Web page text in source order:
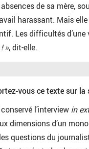
de sa mère,
harassant. Mais elle
Les difficultés d’une
», dit-elle.
vous ce texte sur la
conservé l’interview in
dimensions d’un
questions du